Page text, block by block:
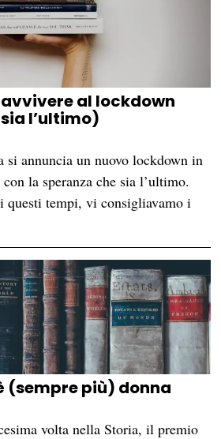
al lockdown
l’ultimo)
si annuncia un nuovo lockdown in
la speranza che sia l’ultimo.
questi tempi, vi consigliavamo i
(sempre più) donna
volta nella Storia, il premio